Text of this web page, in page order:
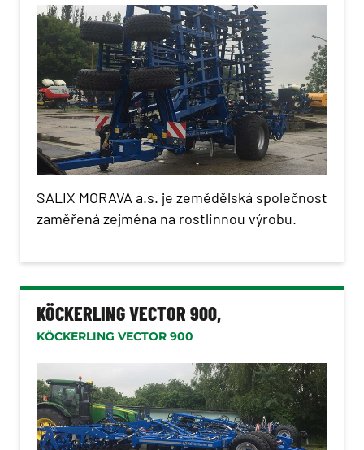
SALIX MORAVA a.s. je zemědělská společnost
zaměřená zejména na rostlinnou výrobu.
KÖCKERLING VECTOR 900,
KÖCKERLING VECTOR 900